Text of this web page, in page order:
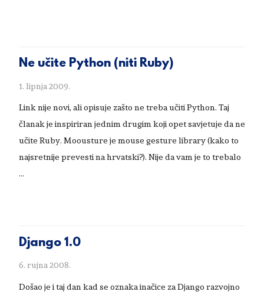
Ne učite Python (niti Ruby)
1. lipnja 2009.
Link nije novi, ali opisuje zašto ne treba učiti Python. Taj
članak je inspiriran jednim drugim koji opet savjetuje da ne
učite Ruby. Moousture je mouse gesture library (kako to
najsretnije prevesti na hrvatski?). Nije da vam je to trebalo
…
Django 1.0
6. rujna 2008.
Došao je i taj dan kad se oznaka inačice za Django razvojno